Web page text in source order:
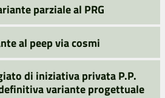
parziale al PRG
al peep via cosmi
di iniziativa privata P.P.
variante progettuale